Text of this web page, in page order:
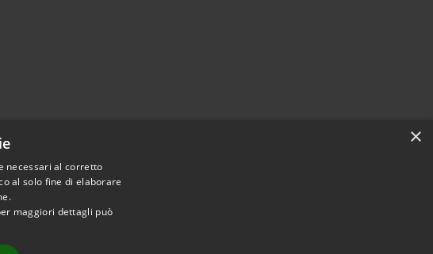
×
necessari al corretto
al solo fine di elaborare
maggiori dettagli può